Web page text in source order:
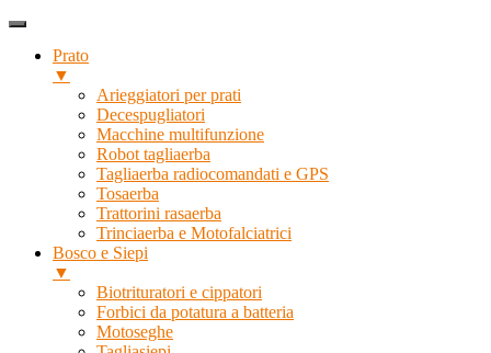
Prato
▼
Arieggiatori per prati
Decespugliatori
Macchine multifunzione
Robot tagliaerba
Tagliaerba radiocomandati e GPS
Tosaerba
Trattorini rasaerba
Trinciaerba e Motofalciatrici
Bosco e Siepi
▼
Biotrituratori e cippatori
Forbici da potatura a batteria
Motoseghe